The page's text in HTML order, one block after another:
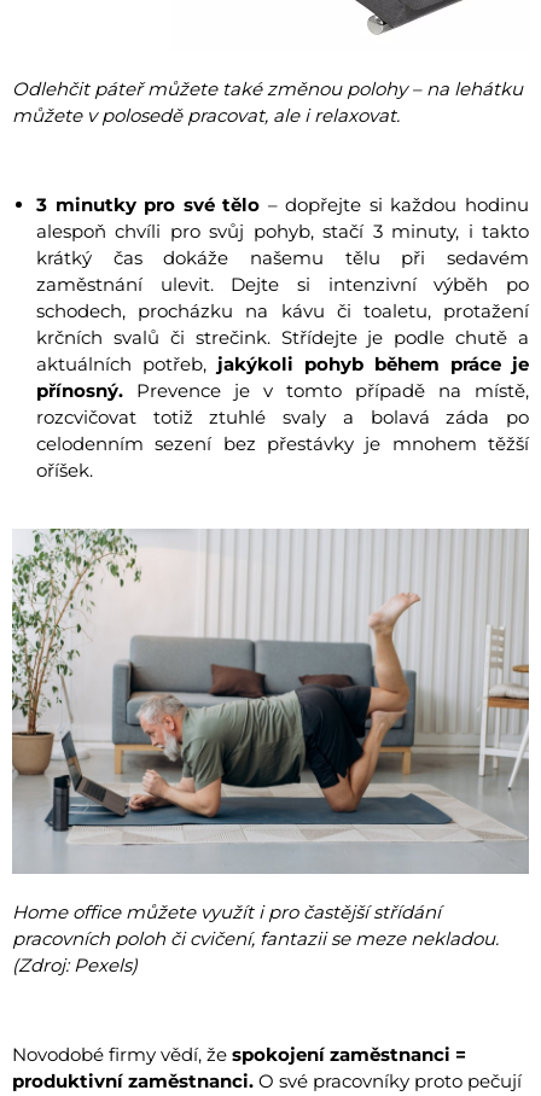
Odlehčit páteř můžete také změnou polohy – na lehátku
můžete v polosedě pracovat, ale i relaxovat.
3 minutky pro své tělo – dopřejte si každou hodinu
alespoň chvíli pro svůj pohyb, stačí 3 minuty, i takto
krátký čas dokáže našemu tělu při sedavém
zaměstnání ulevit. Dejte si intenzivní výběh po
schodech, procházku na kávu či toaletu, protažení
krčních svalů či strečink. Střídejte je podle chutě a
aktuálních potřeb, jakýkoli pohyb během práce je
přínosný. Prevence je v tomto případě na místě,
rozcvičovat totiž ztuhlé svaly a bolavá záda po
celodenním sezení bez přestávky je mnohem těžší
oříšek.
Home office můžete využít i pro častější střídání
pracovních poloh či cvičení, fantazii se meze nekladou.
(Zdroj: Pexels)
Novodobé firmy vědí, že spokojení zaměstnanci =
produktivní zaměstnanci. O své pracovníky proto pečují